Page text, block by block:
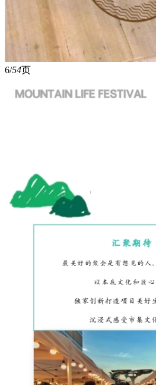
6/54页